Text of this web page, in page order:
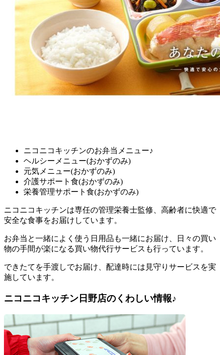
ニコニコキッチンのお弁当メニュー♪
ヘルシーメニュー(おかずのみ)
元気メニュー(おかずのみ)
介護サポート食(おかずのみ)
栄養管理サポート食(おかずのみ)
ニコニコキッチンは専任の管理栄養士監修、高齢者に快適で
安全な食事をお届けしています。
お弁当と一緒によく使う日用品も一緒にお届け、日々の買い
物の手間が楽になる買い物代行サービスも行っています。
できたてを手渡しでお届け、配達時には見守りサービスを実
施しています。
ニコニコキッチン日野店のくわしい情報♪